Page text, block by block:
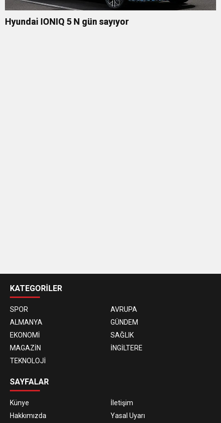
Hyundai IONIQ 5 N gün sayıyor
siteleri
KATEGORİLER
SPOR
AVRUPA
ALMANYA
GÜNDEM
EKONOMİ
SAĞLIK
MAGAZİN
İNGİLTERE
TEKNOLOJİ
SAYFALAR
Künye
İletişim
Hakkımızda
Yasal Uyarı